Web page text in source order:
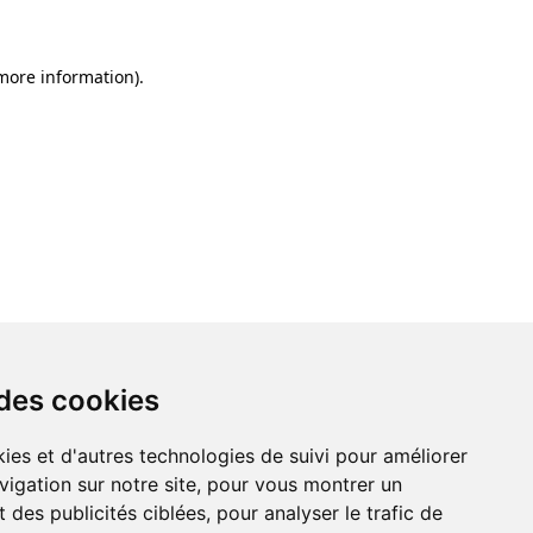
cookies
et d'autres technologies de suivi pour améliorer
sur notre site, pour vous montrer un
des publicités ciblées, pour analyser le trafic de
information).